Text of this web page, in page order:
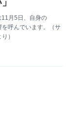
月5日、自身の
呼んでいます。（サ
）